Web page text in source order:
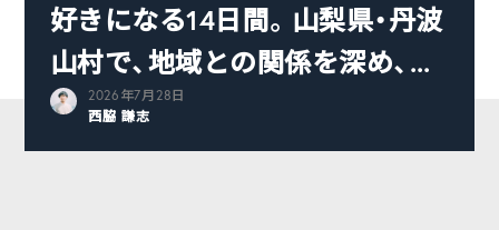
好きになる14日間。山梨県・丹波
山村で、地域との関係を深め、...
2026年7月28日
西脇 謙志